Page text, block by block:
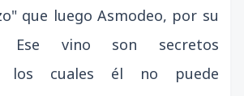
que luego Asmodeo, por su
Ese vino son secretos
los cuales él no puede